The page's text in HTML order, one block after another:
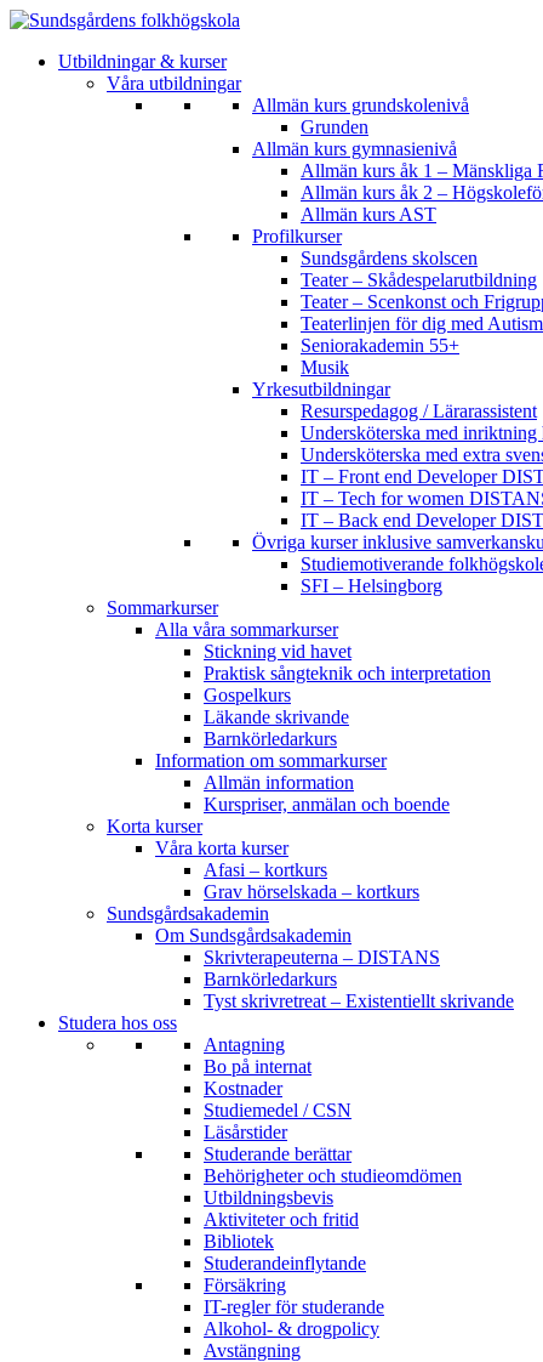
Utbildningar & kurser
Våra utbildningar
Allmän kurs grundskolenivå
Grunden
Allmän kurs gymnasienivå
Allmän kurs åk 1 – Mänskliga
Allmän kurs åk 2 –
Allmän kurs AST
Profilkurser
Sundsgårdens skolscen
Teater – Skådespelarutbildning
Teater – Scenkonst och
Teaterlinjen för dig med
Seniorakademin 55+
Musik
Yrkesutbildningar
Resurspedagog / Lärarassistent
Undersköterska med inriktning
Undersköterska med extra
IT – Front end Developer
IT – Tech for women
IT – Back end Developer
Övriga kurser inklusive
Studiemotiverande
SFI – Helsingborg
Sommarkurser
Alla våra sommarkurser
Stickning vid havet
Praktisk sångteknik och interpretation
Gospelkurs
Läkande skrivande
Barnkörledarkurs
Information om sommarkurser
Allmän information
Kurspriser, anmälan och boende
Korta kurser
Våra korta kurser
Afasi – kortkurs
Grav hörselskada – kortkurs
Sundsgårdsakademin
Om Sundsgårdsakademin
Skrivterapeuterna – DISTANS
Barnkörledarkurs
Tyst skrivretreat – Existentiellt skrivande
Studera hos oss
Antagning
Bo på internat
Kostnader
Studiemedel / CSN
Läsårstider
Studerande berättar
Behörigheter och studieomdömen
Utbildningsbevis
Aktiviteter och fritid
Bibliotek
Studerandeinflytande
Försäkring
IT-regler för studerande
Alkohol- & drogpolicy
Avstängning